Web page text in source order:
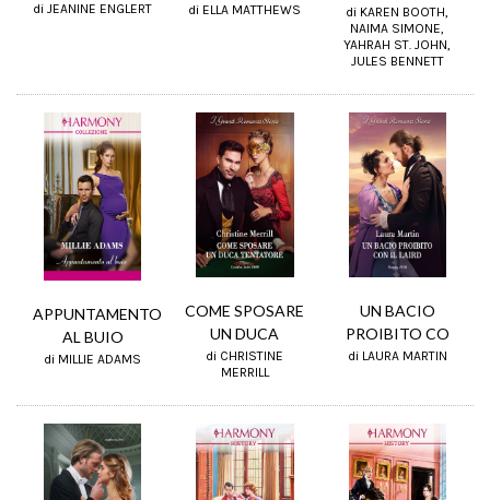
di JEANINE ENGLERT di ELLA MATTHEWS
di KAREN BOOTH,
NAIMA SIMONE,
YAHRAH ST. JOHN,
JULES BENNETT
APPUNTAMENTO
AL BUIO
di MILLIE ADAMS
COME SPOSARE
UN DUCA
di CHRISTINE
MERRILL
UN BACIO
PROIBITO CO
di LAURA MARTIN